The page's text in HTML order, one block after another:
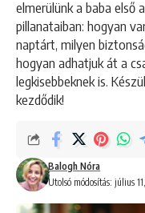
elmerülünk a baba első
pillanataiban: hogyan
naptárt, milyen
hogyan adhatjuk át a
legkisebbeknek is.
kezdődik!
Utolsó módosítás: július
Balogh Nóra